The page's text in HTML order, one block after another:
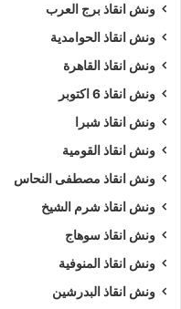
ونش انقاذ برج العرب
ونش انقاذ الحوامدية
ونش انقاذ القاهرة
ونش انقاذ 6 اكتوبر
ونش انقاذ شبرا
ونش انقاذ القومية
ونش انقاذ مصطفى النحاس
ونش انقاذ شرم الشيخ
ونش انقاذ سوهاج
ونش انقاذ المنوفية
ونش انقاذ البدرشين